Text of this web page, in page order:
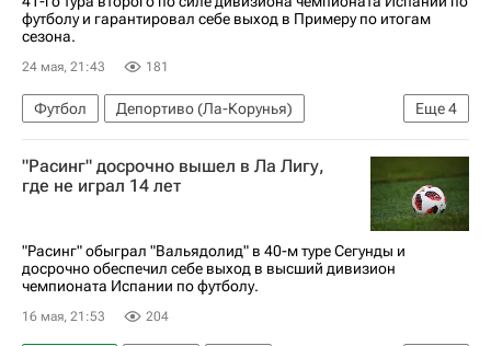
футболу и гарантировал себе выход в Примеру по итогам
сезона.
24 мая, 21:43 181
Еще4
Футбол
Депортиво (Ла-Корунья)
Вальядолид
Вальядолид
Расинг (Сантандер)
"Расинг" досрочно вышел в Ла Лигу,
где не играл 14 лет
"Расинг" обыграл "Вальядолид" в 40-м туре Сегунды и
досрочно обеспечил себе выход в высший дивизион
чемпионата Испании по футболу.
16 мая, 21:53 204